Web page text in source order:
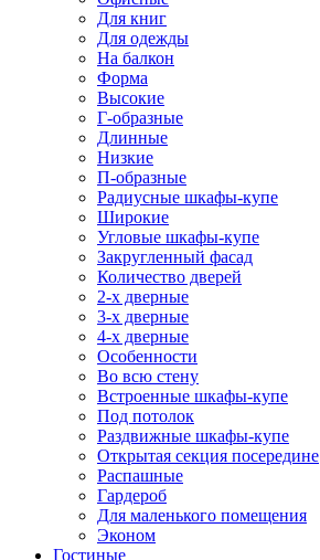
Для книг
Для одежды
На балкон
Форма
Высокие
Г-образные
Длинные
Низкие
П-образные
Радиусные шкафы-купе
Широкие
Угловые шкафы-купе
Закругленный фасад
Количество дверей
2-х дверные
3-х дверные
4-х дверные
Особенности
Во всю стену
Встроенные шкафы-купе
Под потолок
Раздвижные шкафы-купе
Открытая секция посередине
Распашные
Гардероб
Для маленького помещения
Эконом
Гостиные